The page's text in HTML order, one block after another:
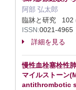
阿部 弘太郎
臨牀と研究
ISSN:0021-4965
詳細を見る
慢性血栓塞栓性
マイルストーン
antithrombotic